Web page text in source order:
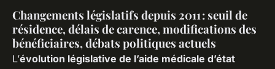
Changements législatifs depuis 2011 : seuil de
résidence, délais de carence, modifications des
bénéficiaires, débats politiques actuels
L’évolution législative de l’aide médicale d’état